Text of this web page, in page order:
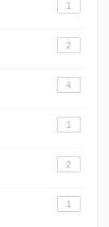
1
2
4
1
2
1